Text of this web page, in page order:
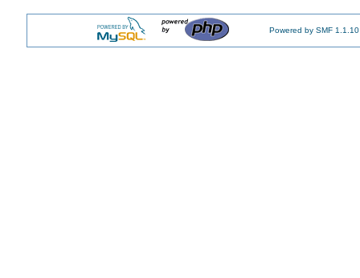
Powered by SMF 1.1.10